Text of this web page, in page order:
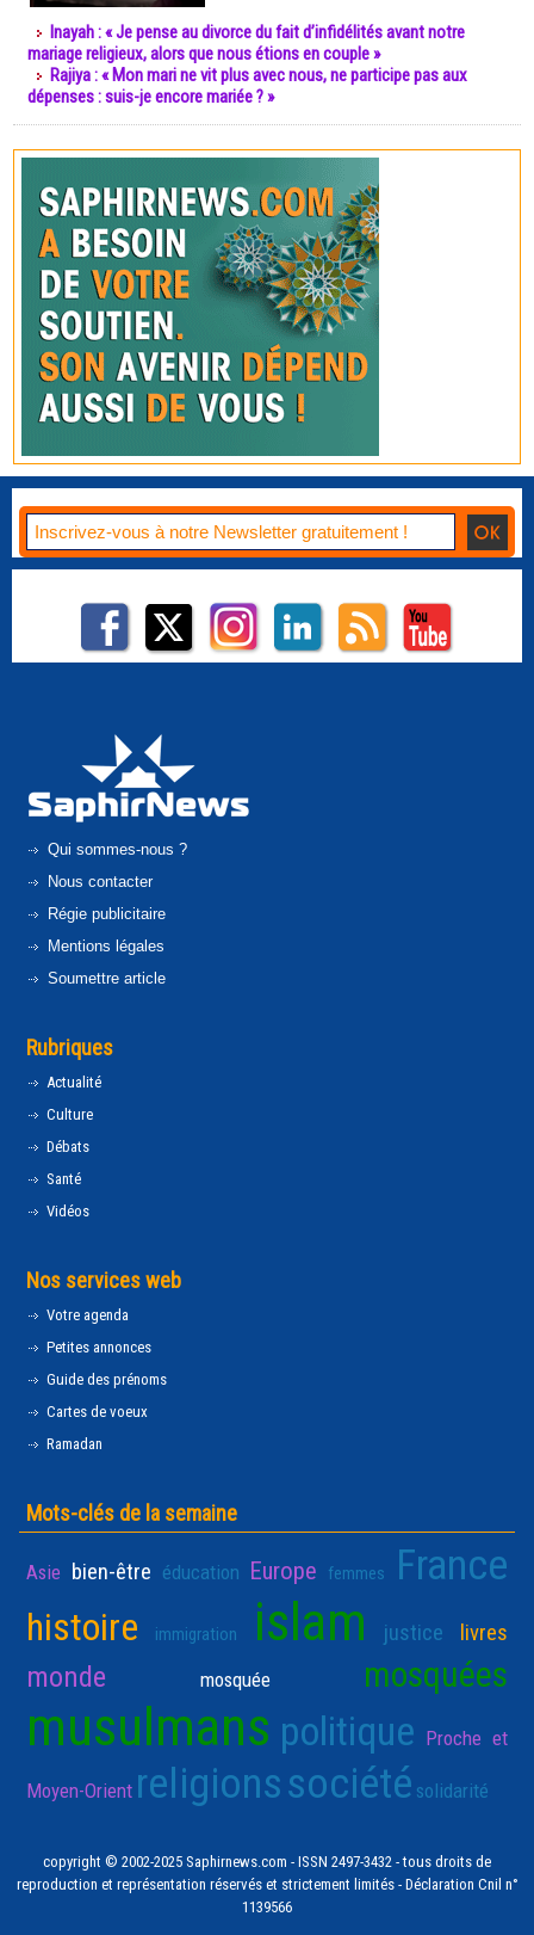
Inayah : « Je pense au divorce du fait d’infidélités avant notre
mariage religieux, alors que nous étions en couple »
Rajiya : « Mon mari ne vit plus avec nous, ne participe pas aux
dépenses : suis-je encore mariée ? »
Qui sommes-nous ?
Nous contacter
Régie publicitaire
Mentions légales
Soumettre article
Rubriques
Actualité
Culture
Débats
Santé
Vidéos
Nos services web
Votre agenda
Petites annonces
Guide des prénoms
Cartes de voeux
Ramadan
Mots-clés de la semaine
Asie bien-être éducation Europe femmes France
histoire immigration islam justice livres
monde mosquée mosquées
musulmans politique Proche et
Moyen-Orient religionssociété solidarité
copyright © 2002-2025 Saphirnews.com - ISSN 2497-3432 - tous droits de
reproduction et représentation réservés et strictement limités - Déclaration Cnil n°
1139566